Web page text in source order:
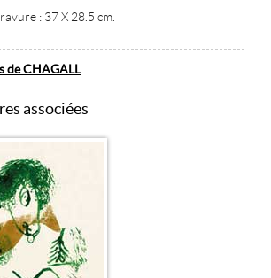
: 37 X 28.5 cm.
de CHAGALL
associées